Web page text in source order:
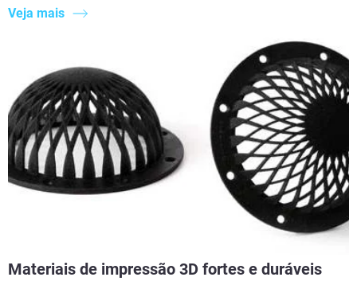
Veja mais
Materiais de impressão 3D fortes e duráveis